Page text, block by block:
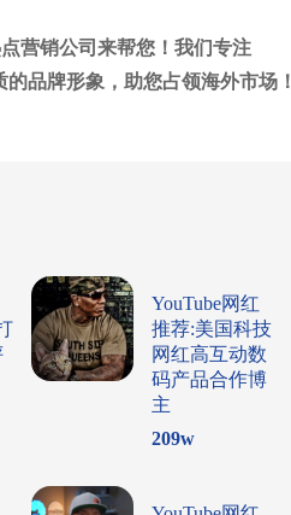
营销公司来帮您！我们专注
品牌形象，助您占领海外市场！
YouTube网红
推荐:美国科技
网红高互动数
码产品合作博
主
209w